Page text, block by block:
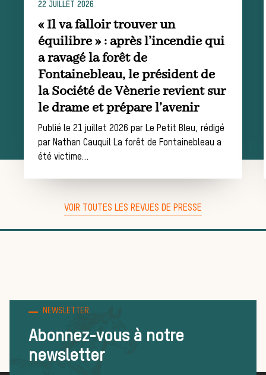
Déroulement
d’une journée
de chasse
Trouver un
équipage
Règles et
bonnes
22 JUILLET 2026
« Il va falloir trouver un
équilibre » : après l’incendie qui
a ravagé la forêt de
Fontainebleau, le président de
la Société de Vènerie revient sur
le drame et prépare l’avenir
Publié le 21 juillet 2026 par Le Petit Bleu, rédigé
par Nathan Cauquil La forêt de Fontainebleau a
été victime…
VOIR TOUTES LES REVUES DE PRESSE
NEWSLETTER
Abonnez-vous à notre
newsletter